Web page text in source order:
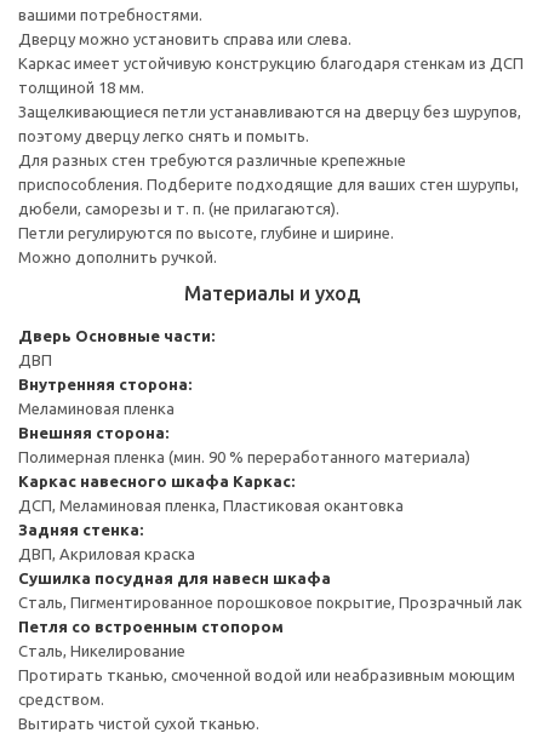
вашими потребностями.
Дверцу можно установить справа или слева.
Каркас имеет устойчивую конструкцию благодаря стенкам из ДСП
толщиной 18 мм.
Защелкивающиеся петли устанавливаются на дверцу без шурупов,
поэтому дверцу легко снять и помыть.
Для разных стен требуются различные крепежные
приспособления. Подберите подходящие для ваших стен шурупы,
дюбели, саморезы и т. п. (не прилагаются).
Петли регулируются по высоте, глубине и ширине.
Можно дополнить ручкой.
Материалы и уход
Дверь Основные части:
ДВП
Внутренняя сторона:
Меламиновая пленка
Внешняя сторона:
Полимерная пленка (мин. 90 % переработанного материала)
Каркас навесного шкафа Каркас:
ДСП, Меламиновая пленка, Пластиковая окантовка
Задняя стенка:
ДВП, Акриловая краска
Сушилка посудная для навесн шкафа
Сталь, Пигментированное порошковое покрытие, Прозрачный лак
Петля со встроенным стопором
Сталь, Никелирование
Протирать тканью, смоченной водой или неабразивным моющим
средством.
Вытирать чистой сухой тканью.